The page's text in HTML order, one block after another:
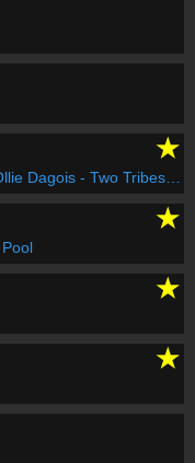
az idő
★
- Two Tribes - Annihilation Mix
★
★
★